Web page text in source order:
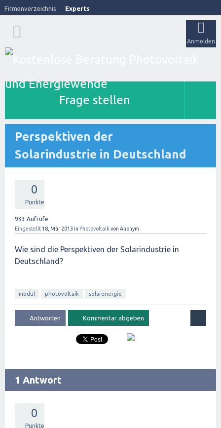
Firmenverzeichnis Experts
Anmelden
Frage stellen
Perspektiven der
Solarindustrie in Deutschland
0
Punkte
933 Aufrufe
Eingestellt 18, Mär 2013 in Photovoltaik von Anonym
Wie sind die Perspektiven der Solarindustrie in
Deutschland?
modul photovoltaik solarenergie
1 Antwort
0
Punkte